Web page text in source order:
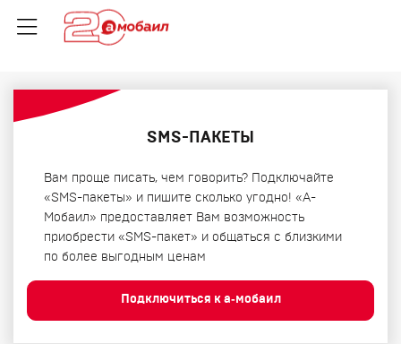
SMS-ПАКЕТЫ
Вам проще писать, чем говорить? Подключайте
«SMS-пакеты» и пишите сколько угодно! «А-
Мобаил» предоставляет Вам возможность
приобрести «SMS-пакет» и общаться с близкими
по более выгодным ценам
Подключиться к а‑мобаил